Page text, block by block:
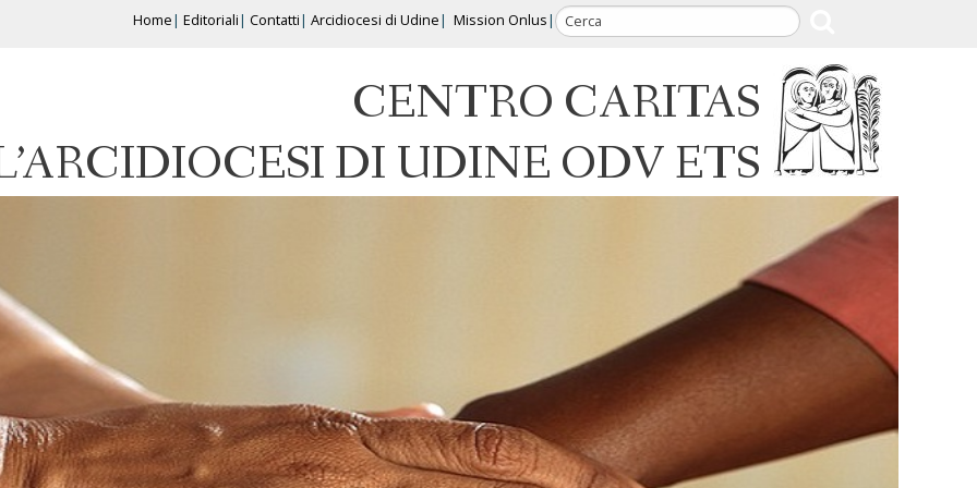
Home Editoriali Contatti Arcidiocesi di Udine Mission Onlus
CENTRO CARITAS
DI UDINE ODV ETS